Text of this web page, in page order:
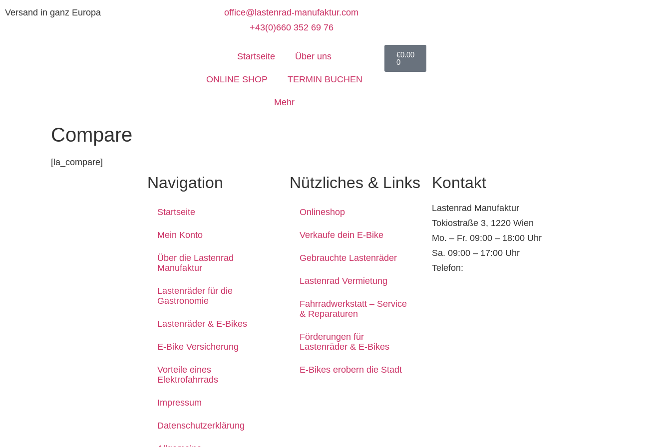
Versand in ganz Europa
office@lastenrad-manufaktur.com
+43(0)660 352 69 76
Startseite Über uns
ONLINE SHOP TERMIN BUCHEN
Mehr
€0.00
0
Compare
[la_compare]
Navigation
Startseite
Mein Konto
Über die Lastenrad
Manufaktur
Lastenräder für die
Gastronomie
Lastenräder & E-Bikes
E-Bike Versicherung
Vorteile eines
Elektrofahrrads
Impressum
Datenschutzerklärung
Nützliches & Links
Onlineshop
Verkaufe dein E-Bike
Gebrauchte Lastenräder
Lastenrad Vermietung
Fahrradwerkstatt – Service
& Reparaturen
Förderungen für
Lastenräder & E-Bikes
E-Bikes erobern die Stadt
Kontakt
Lastenrad Manufaktur
Tokiostraße 3, 1220 Wien
Mo. – Fr. 09:00 – 18:00 Uhr
Sa. 09:00 – 17:00 Uhr
Telefon: